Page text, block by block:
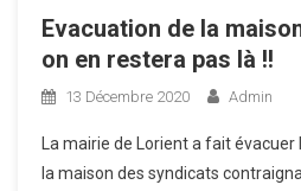
Evacuation de la
on en restera pas là !!
13 Décembre 2020 Admin
La mairie de Lorient a fait
la maison des syndicats